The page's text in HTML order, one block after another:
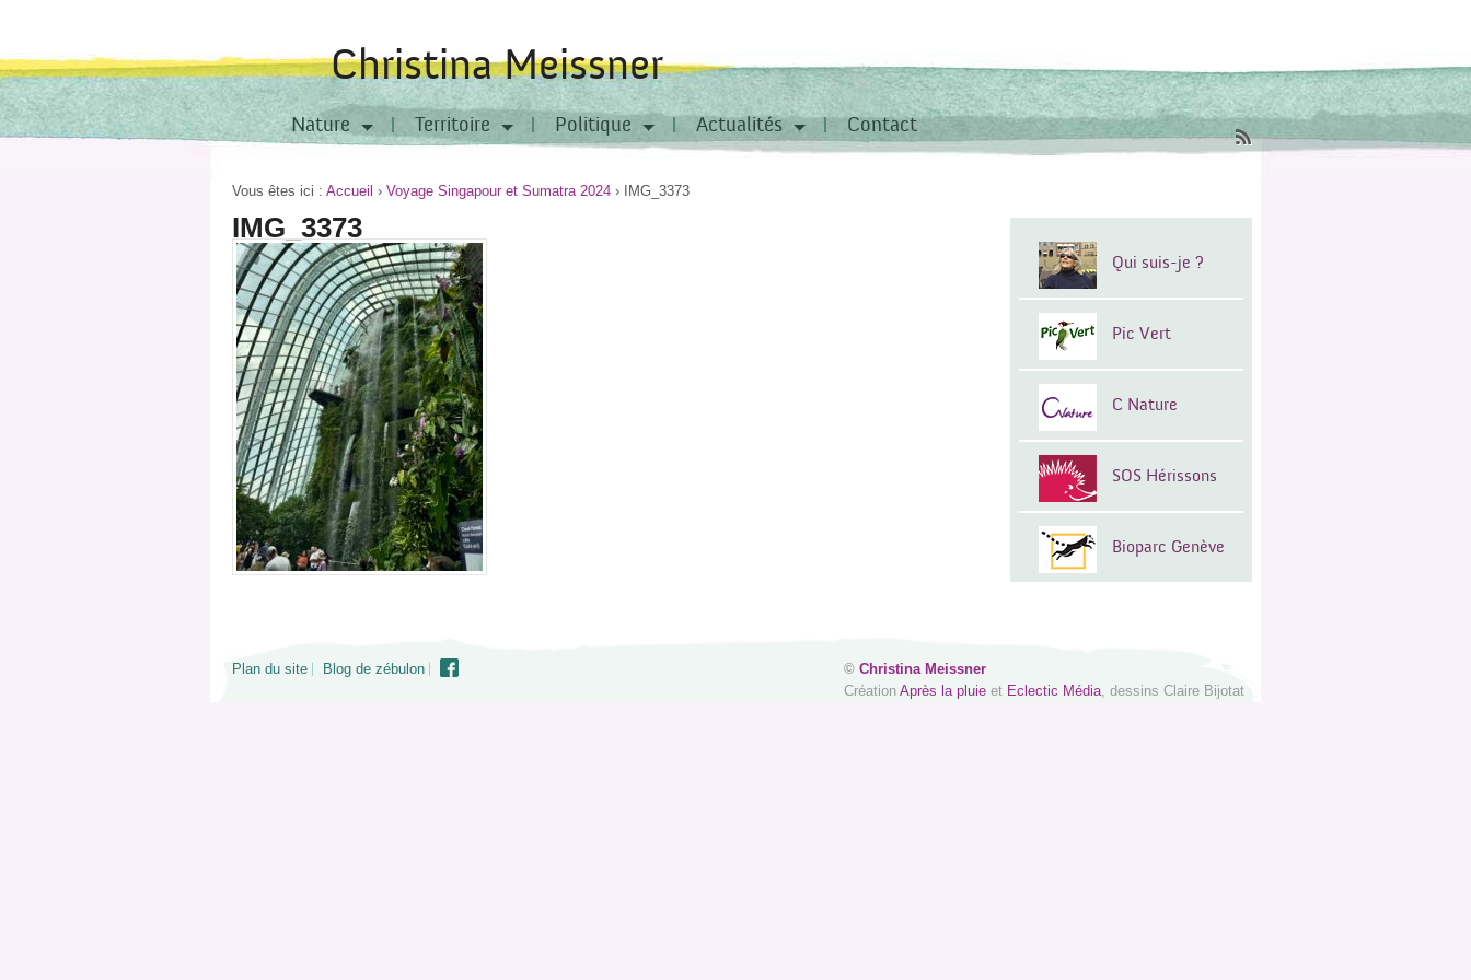
Christina Meissner
Nature Territoire Politique Actualités Contact
Vous êtes ici : Accueil › Voyage Singapour et Sumatra 2024 › IMG_3373
IMG_3373
Qui suis-je ?
Pic Vert
C Nature
SOS Hérissons
Bioparc Genève
Plan du site Blog de zébulon © Christina Meissner
Création Après la pluie et Eclectic Média , dessins Claire Bijotat